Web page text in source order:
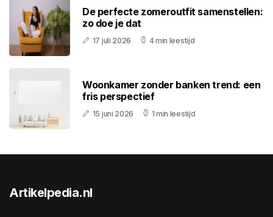
De perfecte zomeroutfit samenstellen:
zo doe je dat
17 juli 2026 4 min leestijd
Woonkamer zonder banken trend: een
fris perspectief
15 juni 2026 1 min leestijd
Artikelpedia.nl